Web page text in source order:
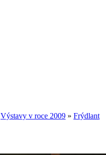
Výstavy v roce 2009 » Frýdlant